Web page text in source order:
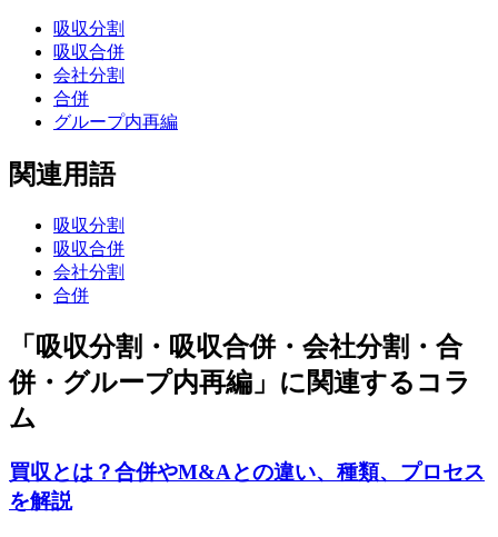
吸収分割
吸収合併
会社分割
合併
グループ内再編
関連用語
吸収分割
吸収合併
会社分割
合併
「吸収分割・吸収合併・会社分割・合
併・グループ内再編」に関連するコラ
ム
買収とは？合併やM&Aとの違い、種類、プロセス
を解説